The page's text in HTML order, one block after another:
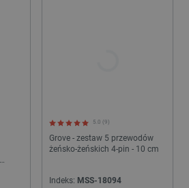
Grove - zestaw 5 przewodów
żeńsko-żeńskich 4-pin - 10 cm
5.0 (9)
Indeks: MSS-18094